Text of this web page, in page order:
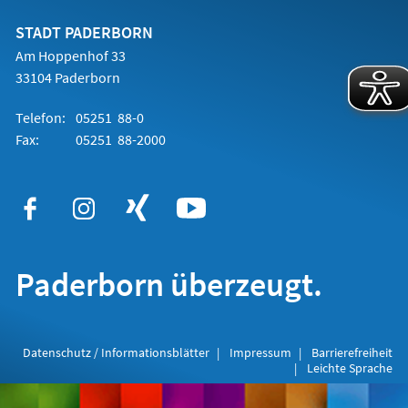
STADT PADERBORN
Am Hoppenhof 33
33104 Paderborn
Telefon: 05251 88-0
Fax:
05251 88-2000
Paderborn überzeugt.
Datenschutz / Informationsblätter Impressum
Barrierefreiheit
Leichte Sprache